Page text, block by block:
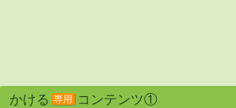
かける 専用 コンテンツ①